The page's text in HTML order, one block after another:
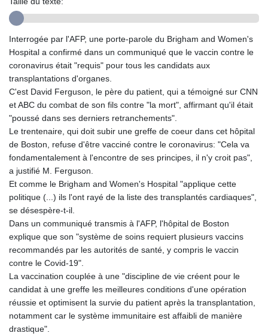
GMD 84.878181
GTQ 8.795715
GYD 241.227629
HKD 9.058306
HRK 7.534038
HTG 150.767698
HUF 362.223087
IDR 20682.294394
ILS 3.477385
IMP 0.857848
IQD 1510.627108
IRR
ISK 141.792902
JEP 0.857848
JMD 183.243508
JPY 182.181232
KES 149.439303
KGS 100.991685
KHR 4673.518854
Interrogée par l'AFP, une porte-parole du Brigham and Women's
Hospital a confirmé dans un communiqué que le vaccin contre le
coronavirus était "requis" pour tous les candidats aux
transplantations d'organes.
C'est David Ferguson, le père du patient, qui a témoigné sur CNN
et ABC du combat de son fils contre "la mort", affirmant qu'il était
"poussé dans ses derniers retranchements".
Le trentenaire, qui doit subir une greffe de coeur dans cet hôpital
de Boston, refuse d'être vacciné contre le coronavirus: "Cela va
fondamentalement à l'encontre de ses principes, il n'y croit pas",
a justifié M. Ferguson.
Et comme le Brigham and Women's Hospital "applique cette
politique (...) ils l'ont rayé de la liste des transplantés cardiaques",
se désespère-t-il.
Dans un communiqué transmis à l'AFP, l'hôpital de Boston
explique que son "système de soins requiert plusieurs vaccins
recommandés par les autorités de santé, y compris le vaccin
contre le Covid-19".
La vaccination couplée à une "discipline de vie créent pour le
candidat à une greffe les meilleures conditions d'une opération
réussie et optimisent la survie du patient après la transplantation,
notamment car le système immunitaire est affaibli de manière
drastique".